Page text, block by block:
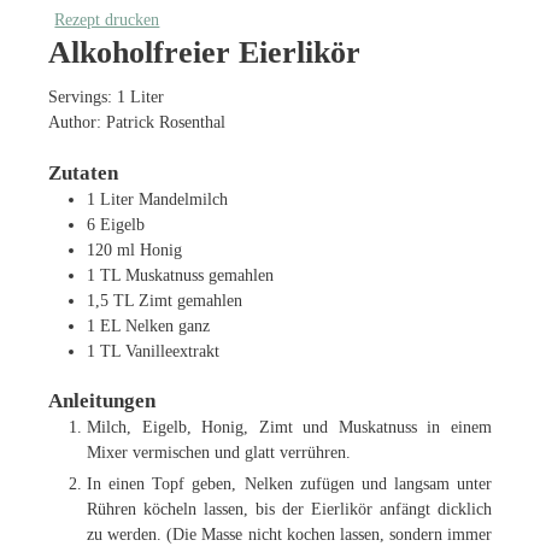
Rezept drucken
Alkoholfreier Eierlikör
Servings: 1 Liter
Author:Patrick Rosenthal
Zutaten
1 Liter Mandelmilch
6 Eigelb
120 ml Honig
1 TL Muskatnuss gemahlen
1,5 TL Zimt gemahlen
1 EL Nelken ganz
1 TL Vanilleextrakt
Anleitungen
Milch, Eigelb, Honig, Zimt und Muskatnuss in einem
Mixer vermischen und glatt verrühren.
In einen Topf geben, Nelken zufügen und langsam unter
Rühren köcheln lassen, bis der Eierlikör anfängt dicklich
zu werden. (Die Masse nicht kochen lassen, sondern immer